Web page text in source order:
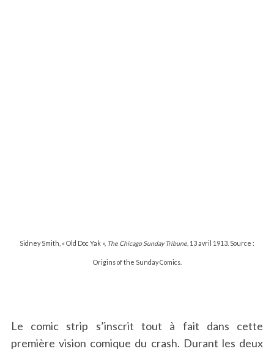
Sidney Smith, « Old Doc Yak », The Chicago Sunday Tribune , 13 avril 1913. Source :
Origins of the Sunday Comics.
Le comic strip s’inscrit tout à fait dans cette
première vision comique du crash. Durant les deux